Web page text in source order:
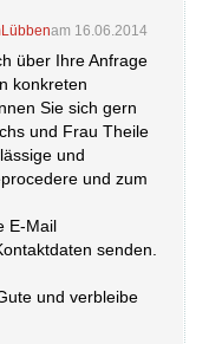
am 16.06.2014
über Ihre Anfrage
konkreten
Sie sich gern
und Frau Theile
und
und zum
E-Mail
senden.
und verbleibe